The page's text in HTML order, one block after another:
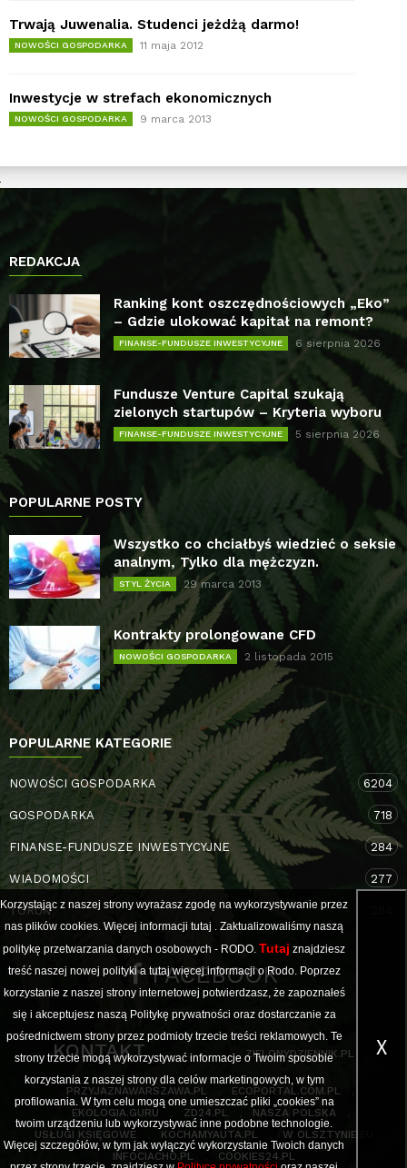
Trwają Juwenalia. Studenci jeżdżą darmo!
NOWOŚCI GOSPODARKA 11 maja 2012
Inwestycje w strefach ekonomicznych
NOWOŚCI GOSPODARKA 9 marca 2013
REDAKCJA
Ranking kont oszczędnościowych „Eko”
– Gdzie ulokować kapitał na remont?
FINANSE-FUNDUSZE INWESTYCYJNE 6 sierpnia 2026
Fundusze Venture Capital szukają
zielonych startupów – Kryteria wyboru
FINANSE-FUNDUSZE INWESTYCYJNE 5 sierpnia 2026
POPULARNE POSTY
Wszystko co chciałbyś wiedzieć o seksie
analnym, Tylko dla mężczyzn.
STYL ŻYCIA 29 marca 2013
Kontrakty prolongowane CFD
NOWOŚCI GOSPODARKA 2 listopada 2015
POPULARNE KATEGORIE
NOWOŚCI GOSPODARKA 6204
GOSPODARKA 718
FINANSE-FUNDUSZE INWESTYCYJNE 284
WIADOMOŚCI 277
TORUŃ
FACEBOOK
KONTAKT ZIELONYDZIENNIK.PL
PRZYJAZNAWARSZAWA.PL
ECOPORTAL.COM.PL
EKOLOGIA.GURU
ZD24.PL
NASZA POLSKA
USŁUGI KSIĘGOWE
KOCHAMYAUTA.PL
W OLSZTYNIE.EU
INFOCIACHO.PL
COOKIES24.PL
Korzystając z naszej strony wyrażasz zgodę na wykorzystywanie przez
nas plików cookies. Więcej informacji tutaj . Zaktualizowaliśmy naszą
politykę przetwarzania danych osobowych - RODO. Tutaj znajdziesz
treść naszej nowej polityki a tutajwięcej informacji o Rodo. Poprzez
korzystanie z naszej strony internetowej potwierdzasz, że zapoznałeś
się i akceptujesz naszą Politykę prywatności oraz dostarczanie za
pośrednictwem strony przez podmioty trzecie treści reklamowych. Te
strony trzecie mogą wykorzystywać informacje o Twoim sposobie
korzystania z naszej strony dla celów marketingowych, w tym
profilowania. W tym celu mogą one umieszczać pliki „cookies” na
twoim urządzeniu lub wykorzystywać inne podobne technologie.
Więcej szczegółów, w tym jak wyłączyć wykorzystanie Twoich danych
X